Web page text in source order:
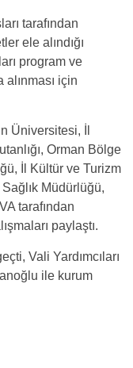
tarafından
ele alındığı
program ve
için
Üniversitesi, İl
Orman Bölge
İl Kültür ve Turizm
Müdürlüğü,
tarafından
paylaştı.
Vali Yardımcıları
ile kurum